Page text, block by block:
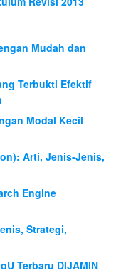
Mudah dan
Terbukti Efektif
Modal Kecil
Arti, Jenis-Jenis,
Engine
Strategi,
Terbaru DIJAMIN